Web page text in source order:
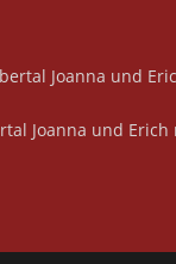
Joanna und Erich